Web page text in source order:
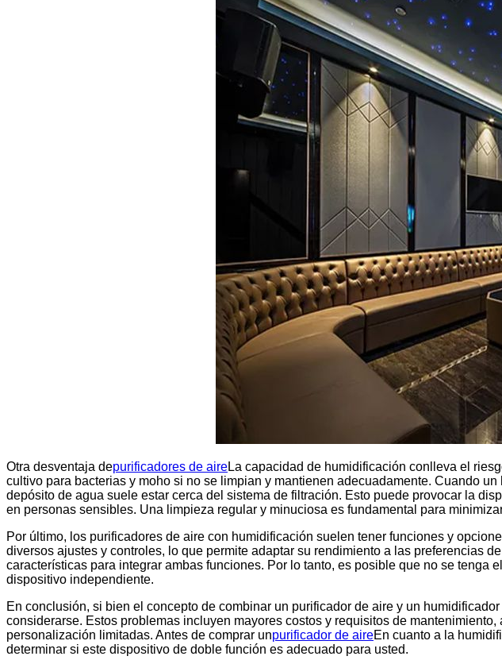
Otra desventaja depurificadores de aireLa capacidad de humidificación conlleva el
cultivo para bacterias y moho si no se limpian y mantienen adecuadamente. Cuando
depósito de agua suele estar cerca del sistema de filtración. Esto puede provocar la
en personas sensibles. Una limpieza regular y minuciosa es fundamental para
Por último, los purificadores de aire con humidificación suelen tener funciones y
diversos ajustes y controles, lo que permite adaptar su rendimiento a las preferencias
características para integrar ambas funciones. Por lo tanto, es posible que no se
dispositivo independiente.
En conclusión, si bien el concepto de combinar un purificador de aire y un
considerarse. Estos problemas incluyen mayores costos y requisitos de
personalización limitadas. Antes de comprar unpurificador de aireEn cuanto a la
determinar si este dispositivo de doble función es adecuado para usted.